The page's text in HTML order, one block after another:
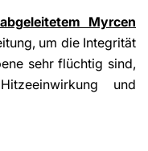
Myrcen
um die Integrität
sehr flüchtig sind,
und